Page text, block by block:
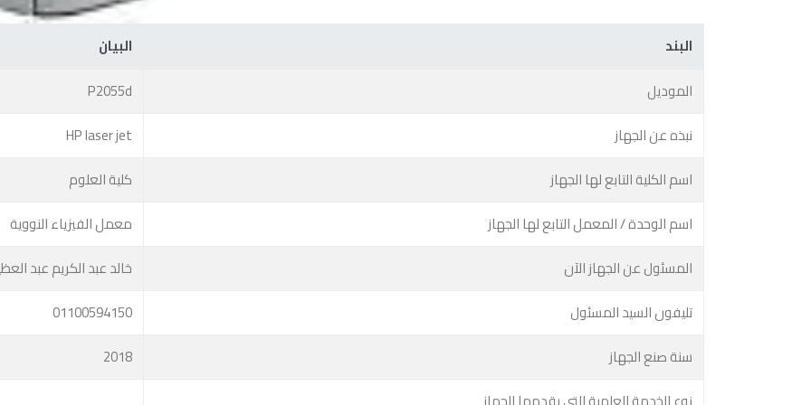
البند
البيان
الموديل
P2055d
نبذه عن الجهاز
HP laser jet
اسم الكلية التابع لها الجهاز
كلية العلوم
اسم الوحدة / المعمل التابع لها الجهاز
معمل الفيزياء النووية
المسئول عن الجهاز الآن
خالد عبد الكريم عبد
تليفون السيد المسئول
01100594150
سنة صنع الجهاز
2018